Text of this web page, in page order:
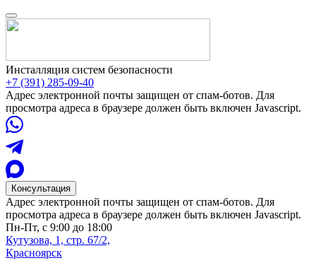
Инсталляция систем безопасности
+7 (391) 285-09-40
Адрес электронной почты защищен от спам-ботов. Для
просмотра адреса в браузере должен быть включен Javascript.
Консультация
Адрес электронной почты защищен от спам-ботов. Для
просмотра адреса в браузере должен быть включен Javascript.
Пн-Пт, с 9:00 до 18:00
Кутузова, 1, стр. 67/2,
Красноярск